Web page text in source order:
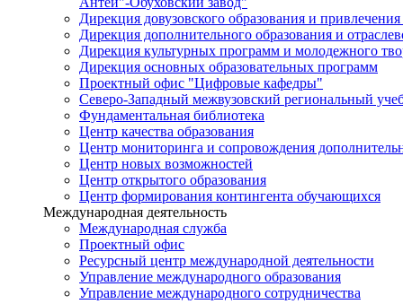
Дирекция довузовского образования и привлечения
Дирекция дополнительного образования и
Дирекция культурных программ и молодежного
Дирекция основных образовательных программ
Проектный офис "Цифровые кафедры"
Северо-Западный межвузовский региональный
Фундаментальная библиотека
Центр качества образования
Центр мониторинга и сопровождения
Центр новых возможностей
Центр открытого образования
Центр формирования контингента обучающихся
Международная деятельность
Международная служба
Проектный офис
Ресурсный центр международной деятельности
Управление международного образования
Управление международного сотрудничества